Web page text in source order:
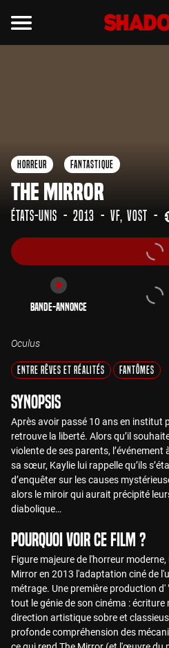
Horreur Fantastique
The Mirror
États-Unis 2013 VF VOST
Bande-annonce
Oculus
Entre Rêves et Réalités Fantômes
Synopsis
Après avoir passé 10 ans en institut
retrouve la liberté. Alors qu’il
violente de ses parents,
sa sœur, Kaylie lui rappelle qu’ils
d’enquêter sur les causes
alors le miroir qui aurait précipité
diabolique…
Pourquoi voir ce film ?
Figure majeure de l'horreur
Mirror en 2013 l'adaptation ciné de
métrage. Une première production d'
tout le génie de son cinéma :
direction artistique sobre et
profonde compréhension des